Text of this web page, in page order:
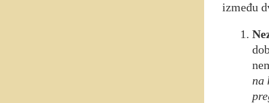
između
na